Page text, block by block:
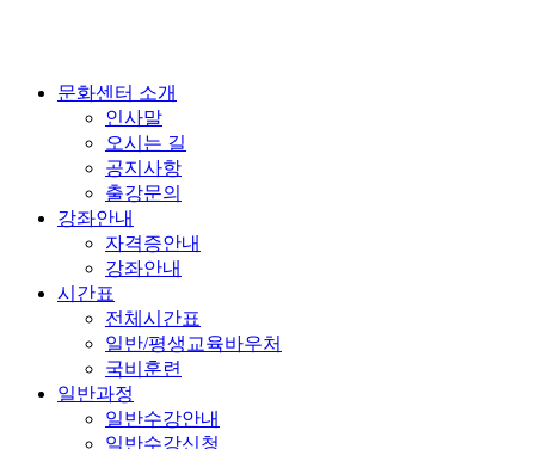
문화센터 소개
인사말
오시는 길
공지사항
출강문의
강좌안내
자격증안내
강좌안내
시간표
전체시간표
일반/평생교육바우처
국비훈련
일반과정
일반수강안내
일반수강신청